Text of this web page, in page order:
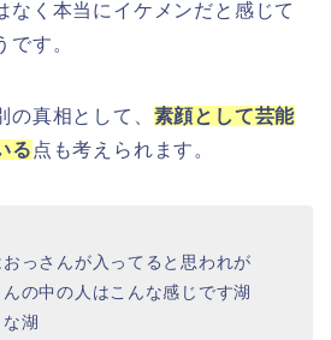
なく本当にイケメンだと感じて
です。
の真相として、 素顔として芸能
る 点も考えられます。
っさんが入ってると思われが
の中の人はこんな感じです湖
湖